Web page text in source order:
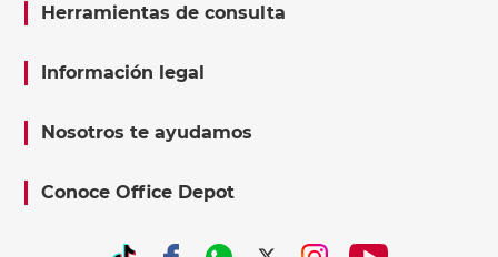
Herramientas de consulta
Información legal
Nosotros te ayudamos
Conoce Office Depot